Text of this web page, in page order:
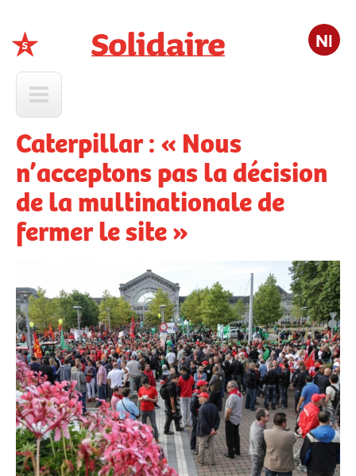
Nl
Caterpillar : « Nous
n’acceptons pas la décision
de la multinationale de
fermer le site »